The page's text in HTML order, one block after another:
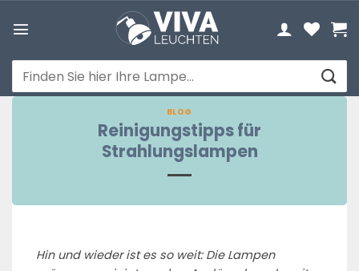
Inhalt
Suchen
nach:
BLOG
Reinigungstipps für
Strahlungslampen
Hin und wieder ist es so weit: Die Lampen